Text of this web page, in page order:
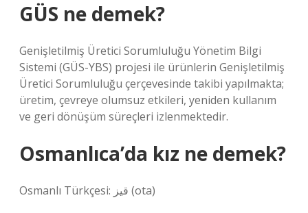
GÜS ne demek?
Genişletilmiş Üretici Sorumluluğu Yönetim Bilgi
Sistemi (GÜS-YBS) projesi ile ürünlerin Genişletilmiş
Üretici Sorumluluğu çerçevesinde takibi yapılmakta;
üretim, çevreye olumsuz etkileri, yeniden kullanım
ve geri dönüşüm süreçleri izlenmektedir.
Osmanlıca’da kız ne demek?
Osmanlı Türkçesi: قیز‎ (ota)